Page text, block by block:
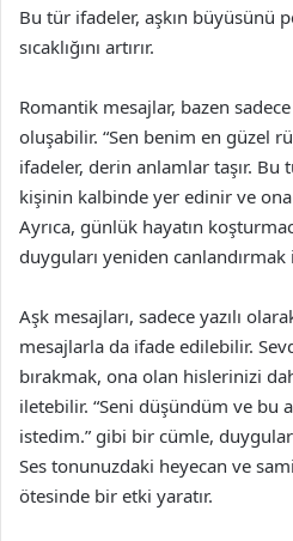
Bu tür ifadeler, aşkın büyüsünü
sıcaklığını artırır.
Romantik mesajlar, bazen
oluşabilir. “Sen benim en güzel
ifadeler, derin anlamlar taşır. Bu
kişinin kalbinde yer edinir ve ona
Ayrıca, günlük hayatın
duyguları yeniden
Aşk mesajları, sadece yazılı
mesajlarla da ifade edilebilir.
bırakmak, ona olan hislerinizi
iletebilir. “Seni düşündüm ve bu
istedim.” gibi bir cümle,
Ses tonunuzdaki heyecan ve
ötesinde bir etki yaratır.